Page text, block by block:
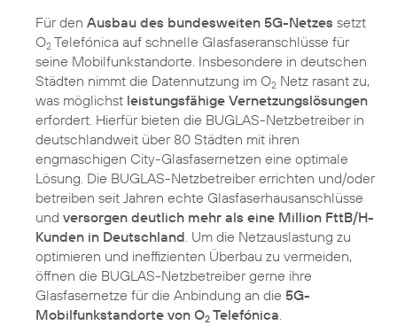
Für den Ausbau des bundesweiten 5G-Netzes setzt
O2 Telefónica auf schnelle Glasfaseranschlüsse für
seine Mobilfunkstandorte. Insbesondere in deutschen
Städten nimmt die Datennutzung im O2 Netz rasant zu,
was möglichst leistungsfähige Vernetzungslösungen
erfordert. Hierfür bieten die BUGLAS-Netzbetreiber in
deutschlandweit über 80 Städten mit ihren
engmaschigen City-Glasfasernetzen eine optimale
Lösung. Die BUGLAS-Netzbetreiber errichten und/oder
betreiben seit Jahren echte Glasfaserhausanschlüsse
und versorgen deutlich mehr als eine Million FttB/H-
Kunden in Deutschland . Um die Netzauslastung zu
optimieren und ineffizienten Überbau zu vermeiden,
öffnen die BUGLAS-Netzbetreiber gerne ihre
Glasfasernetze für die Anbindung an die 5G-
Mobilfunkstandorte von O2 Telefónica